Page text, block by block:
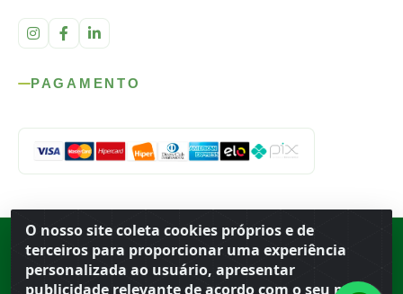
O nosso site coleta cookies próprios e de
terceiros para proporcionar uma experiência
personalizada ao usuário, apresentar
publicidade relevante de acordo com o seu perfil
PAGAMENTO
Rod. SP-215, s/n, km 98 — Área Rural Porto Ferreira ·BR
· CEP
· CNPJ 56.679.863/0001-91
© 2026 Atacado Ideal